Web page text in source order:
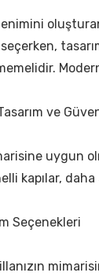
seçerken,
ve
uygun
kapılar,
Seçenekleri